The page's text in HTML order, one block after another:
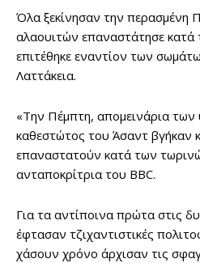
Όλα ξεκίνησαν την περασμένη
αλαουιτών επαναστάτησε κατά
επιτέθηκε εναντίον των
Λαττάκεια.
«Την Πέμπτη, απομεινάρια
καθεστώτος του Άσαντ βγήκαν
επαναστατούν κατά των
ανταποκρίτρια του BBC.
Για τα αντίποινα πρώτα στις
έφτασαν τζιχαντιστικές
χάσουν χρόνο άρχισαν τις